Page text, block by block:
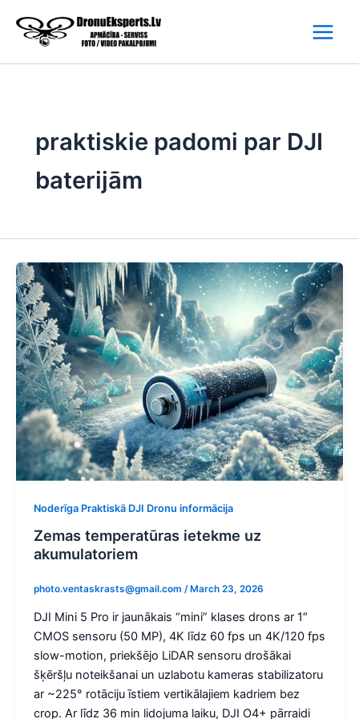
content
praktiskie padomi par DJI
baterijām
Noderīga Praktiskā DJI Dronu informācija
Zemas temperatūras ietekme uz
akumulatoriem
photo.ventaskrasts@gmail.com / March 23, 2026
DJI Mini 5 Pro ir jaunākais “mini” klases drons ar 1″
CMOS sensoru (50 MP), 4K līdz 60 fps un 4K/120 fps
slow-motion, priekšējo LiDAR sensoru drošākai
šķēršļu noteikšanai un uzlabotu kameras stabilizatoru
ar ~225° rotāciju īstiem vertikālajiem kadriem bez
crop. Ar līdz 36 min lidojuma laiku, DJI O4+ pārraidi